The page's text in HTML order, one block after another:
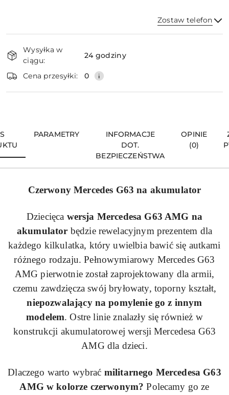
Zostaw telefon
i
dostawa
Wysyłka w
ciągu:
24 godziny
Cena przesyłki: 0
PARAMETRY
INFORMACJE
DOT.
BEZPIECZEŃSTWA
OPINIE
(0)
Czerwony Mercedes G63 na akumulator
Dziecięca wersja Mercedesa G63 AMG na
akumulator będzie rewelacyjnym prezentem dla
każdego kilkulatka, który uwielbia bawić się autkami
różnego rodzaju. Pełnowymiarowy MercedesG63
AMG pierwotnie został zaprojektowany dla armii,
czemu zawdzięcza swój bryłowaty, toporny kształt,
niepozwalający na pomylenie go z innym
modelem. Ostre linie znalazły się również w
konstrukcji akumulatorowej wersji Mercedesa G63
AMG dla dzieci.
Dlaczego warto wybrać militarnego Mercedesa G63
AMG w kolorze czerwonym? Polecamy go ze